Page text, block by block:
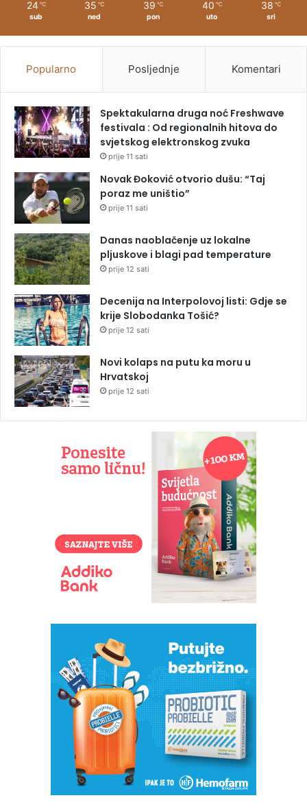
24 ℃
sub
35 ℃
ned
39 ℃
pon
40 ℃
uto
38 ℃
sri
Popularno Posljednje Komentari
Spektakularna druga noć Freshwave
festivala : Od regionalnih hitova do
svjetskog elektronskog zvuka
prije 11 sati
Novak Đoković otvorio dušu: “Taj
poraz me uništio”
prije 11 sati
Danas naoblačenje uz lokalne
pljuskove i blagi pad temperature
prije 12 sati
Decenija na Interpolovoj listi: Gdje se
krije Slobodanka Tošić?
prije 12 sati
Novi kolaps na putu ka moru u
Hrvatskoj
prije 12 sati